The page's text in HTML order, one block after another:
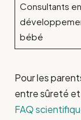
Consultants en
bébé
Pour les
entre sûreté
FAQ